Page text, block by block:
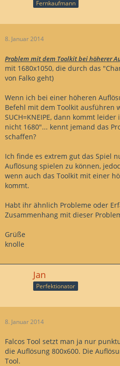
Fernkaufmann
8. Januar 2014
Problem mit dem Toolkit bei höherer
mit 1680x1050, die durch das
von Falko geht)
Wenn ich bei einer höheren
Befehl mit dem Toolkit ausführen
SUCH=KNEIPE, dann kommt
nicht 1680"... kennt jemand das
schaffen?
Ich finde es extrem gut das Spiel
Auflösung spielen zu können,
wenn auch das Toolkit mit einer
kommt.
Habt ihr ähnlich Probleme oder
Zusammenhang mit dieser
Grüße
knolle
Jan
Perfektionator
8. Januar 2014
Falcos Tool setzt man ja nur
die Auflösung 800x600. Die
Tool.